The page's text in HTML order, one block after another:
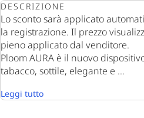
DESCRIZIONE
Lo sconto sarà applicato
la registrazione. Il prezzo
pieno applicato dal venditore.
Ploom AURA è il nuovo
tabacco, sottile, elegante e ...
Leggi tutto